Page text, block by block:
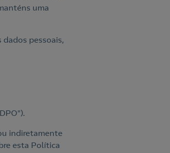
uma
pessoais,
indiretamente
esta Política